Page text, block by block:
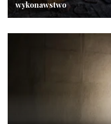
wykonawstwo